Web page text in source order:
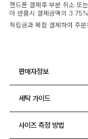
핸드폰 결제후 부분 취소 또
아 반품시 결제금액의
적립금과 복합 결제하여 주
판매자정보
세탁 가이드
사이즈 측정 방법